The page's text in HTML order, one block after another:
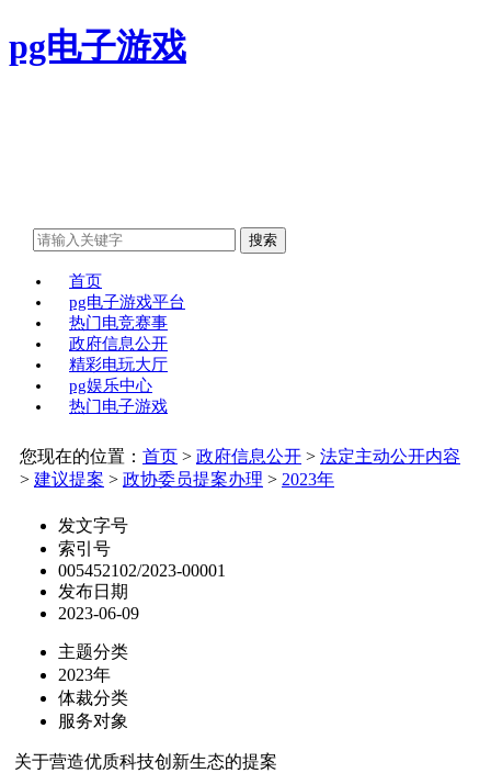
pg电子游戏
首页
pg电子游戏平台
热门电竞赛事
政府信息公开
精彩电玩大厅
pg娱乐中心
热门电子游戏
您现在的位置： 首页 > 政府信息公开 > 法定主动公开内容
> 建议提案 > 政协委员提案办理 > 2023年
发文字号
索引号
005452102/2023-00001
发布日期
2023-06-09
主题分类
2023年
体裁分类
服务对象
关于营造优质科技创新生态的提案